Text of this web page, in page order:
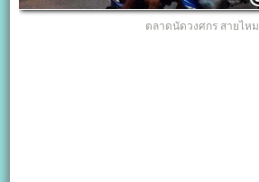
ตลาดนัดวงศกร สายไหม